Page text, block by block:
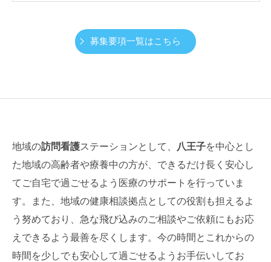
募集要項一覧はこちら
地域の訪問看護ステーションとして、 八王子を中心とし
た地域の高齢者や療養中の方が、できるだけ長く安心し
てご自宅で過ごせるよう医療のサポートを行っていま
す。また、地域の健康相談拠点としての役割も担えるよ
う努めており、急な飛び込みのご相談やご依頼にもお応
えできるよう最善を尽くします。今の時間とこれからの
時間を少しでも安心して過ごせるようお手伝いしてお